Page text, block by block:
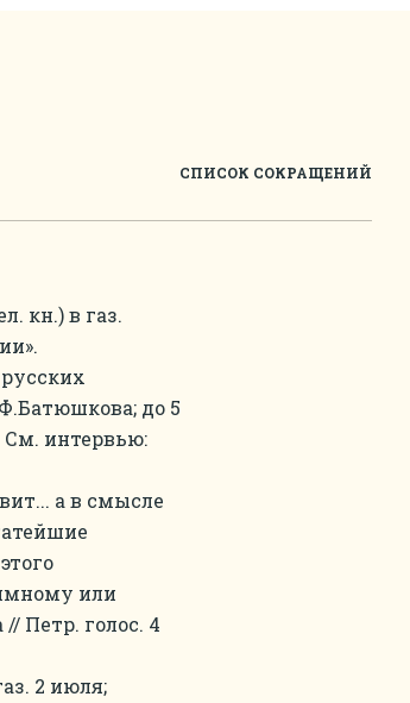
СПИСОК СОКРАЩЕНИЙ
кн.) в газ.
до 5
См. интервью:
а в смысле
или
Петр. голос. 4
2 июля;